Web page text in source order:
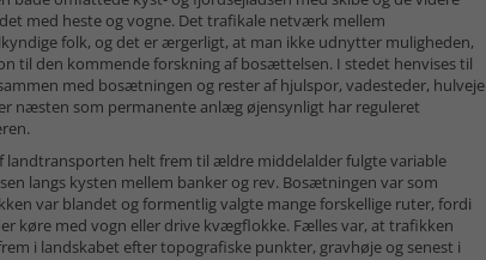
med heste og vogne. Det trafikale netværk mellem
folk, og det er ærgerligt, at man ikke udnytter muligheden,
til den kommende forskning af bosættelsen. I stedet henvises til
med bosætningen og rester af hjulspor, vadesteder, hulveje
næsten som permanente anlæg øjensynligt har reguleret
helt frem til ældre middelalder fulgte variable
langs kysten mellem banker og rev. Bosætningen var som
var blandet og formentlig valgte mange forskellige ruter, fordi
køre med vogn eller drive kvægflokke. Fælles var, at trafikken
i landskabet efter topografiske punkter, gravhøje og senest i